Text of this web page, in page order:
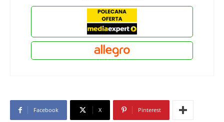
Facebook X Pinterest